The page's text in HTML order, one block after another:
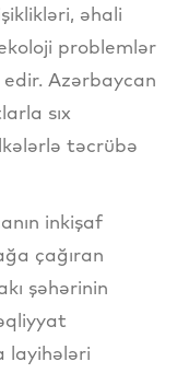
əhali
ekoloji problemlər
edir. Azərbaycan
sıx
təcrübə
inkişaf
çağıran
şəhərinin
layihələri